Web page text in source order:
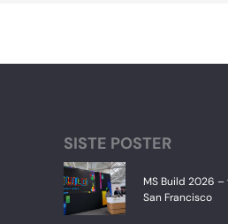
SISTE POSTER
MS Build 2026
San Francisco